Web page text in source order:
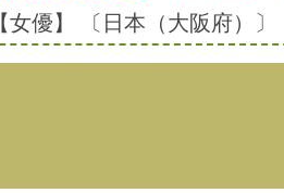
【女優】 〔日本（大阪府）〕